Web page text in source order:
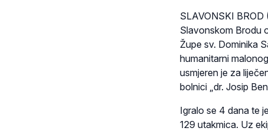
SLAVONSKI BROD
Slavonskom Brodu
Župe sv. Dominika
humanitarni
usmjeren je za
bolnici „dr. Josip
Igralo se 4 dana te
129 utakmica. Uz